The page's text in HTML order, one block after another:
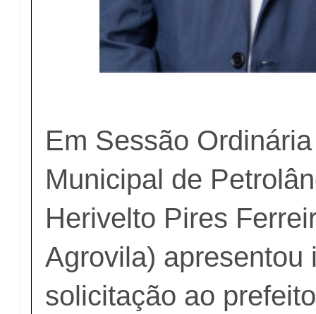
Em Sessão
Municipal de
Herivelto Pires
Agrovila) apresentou
solicitação ao